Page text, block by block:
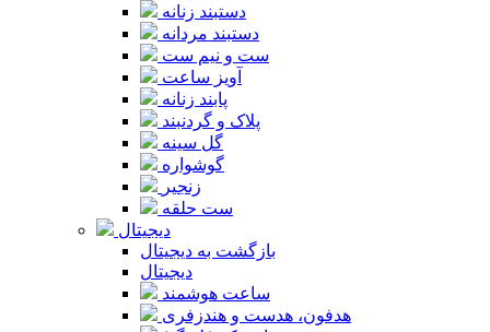
دستبند زنانه
دستبند مردانه
ست و نیم ست
آویز ساعت
پابند زنانه
پلاک و گردنبند
گل سینه
گوشواره
زنجیر
ست حلقه
دیجیتال
بازگشت به دیجیتال
دیجیتال
ساعت هوشمند
هدفون، هدست و هندزفری